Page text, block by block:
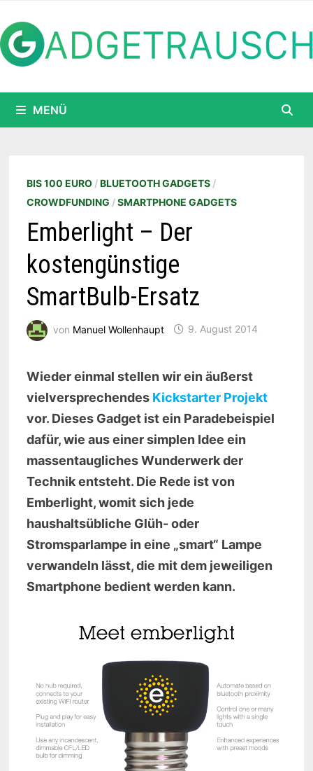
Inhalt
springen
MENÜ
BIS 100 EURO/BLUETOOTH GADGETS/
CROWDFUNDING /SMARTPHONE GADGETS
Emberlight – Der
kostengünstige
SmartBulb-Ersatz
von Manuel Wollenhaupt 9. August 2014
Wieder einmal stellen wir ein äußerst
vielversprechendes Kickstarter Projekt
vor. Dieses Gadget ist ein Paradebeispiel
dafür, wie aus einer simplen Idee ein
massentaugliches Wunderwerk der
Technik entsteht. Die Rede ist von
Emberlight, womit sich jede
haushaltsübliche Glüh- oder
Stromsparlampe in eine „smart“ Lampe
verwandeln lässt, die mit dem jeweiligen
Smartphone bedient werden kann.